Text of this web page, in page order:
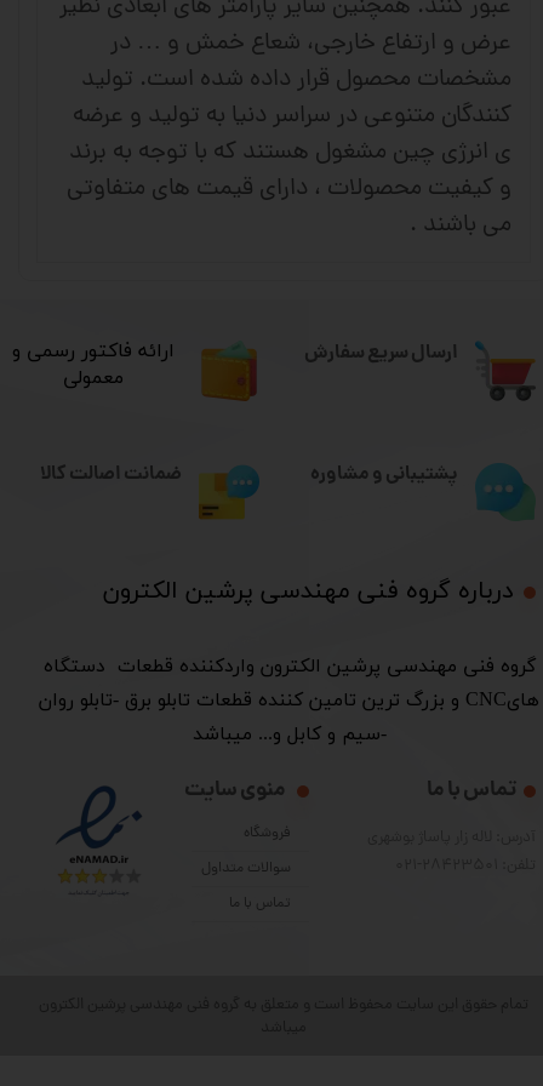
عبور کنند. همچنین سایر پارامتر های ابعادی نظیر
عرض و ارتفاع خارجی، شعاع خمش و … در
مشخصات محصول قرار داده شده است. تولید
کنندگان متنوعی در سراسر دنیا به تولید و عرضه
ی انرژی چین مشغول هستند که با توجه به برند
و کیفیت محصولات ، دارای قیمت های متفاوتی
می باشند .
ارسال سریع سفارش
درباره گروه فنی مهندسی پرشین الکترون​​​​​​​
​گروه فنی مهندسی پرشین الکترون واردکننده قطعات دستگاه
هایCNC و بزرگ ترین تامین کننده قطعات تابلو برق -تابلو روان
-سیم و کابل و... میباشد
منوی سایت
فروشگاه
سوالات متداول
تماس با ما
تماس با ما
​ارائه فاکتور رسمی و
معمولی
پشتیبانی و مشاوره ضمانت اصالت کالا